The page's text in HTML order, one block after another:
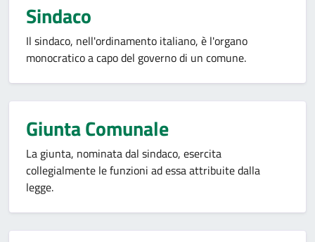
Sindaco
Il sindaco, nell'ordinamento italiano, è l'organo
monocratico a capo del governo di un comune.
Giunta Comunale
La giunta, nominata dal sindaco, esercita
collegialmente le funzioni ad essa attribuite dalla
legge.